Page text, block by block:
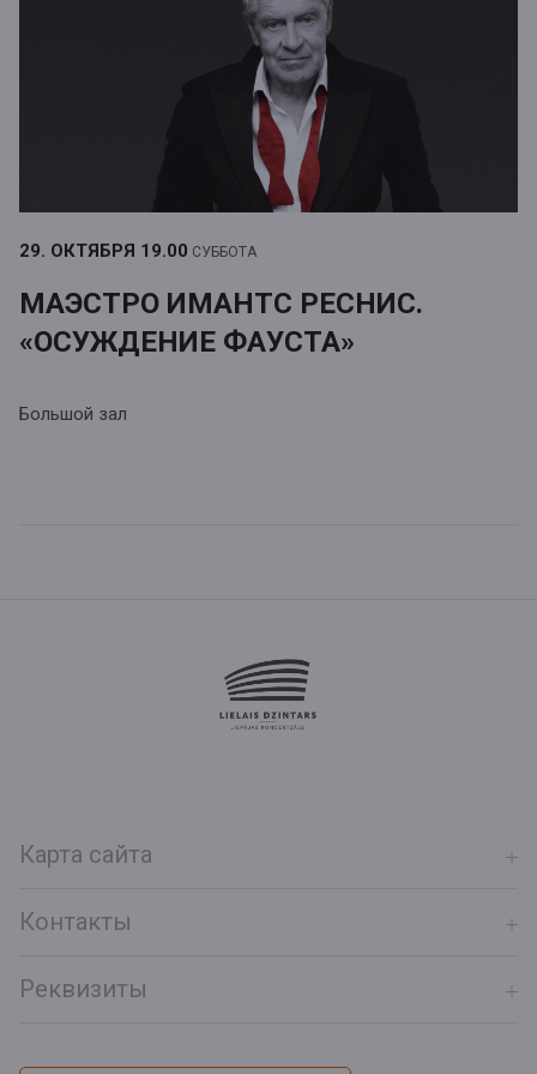
29. ОКТЯБРЯ 19.00 СУББОТА
МАЭСТРО ИМАНТС РЕСНИС.
«ОСУЖДЕНИЕ ФАУСТА»
Большой зал
Карта сайта
Контакты
Реквизиты